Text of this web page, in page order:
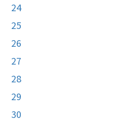
24
25
26
27
28
29
30